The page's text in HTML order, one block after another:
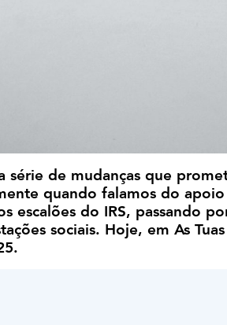
de mudanças que
quando falamos do apoio
escalões do IRS, passando
sociais. Hoje, em As